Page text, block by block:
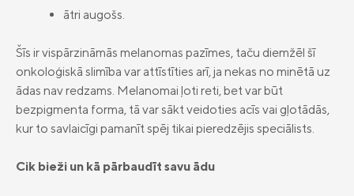
ātri augošs.
Šīs ir vispārzināmās melanomas pazīmes, taču diemžēl šī
onkoloģiskā slimība var attīstīties arī, ja nekas no minētā uz
ādas nav redzams. Melanomai ļoti reti, bet var būt
bezpigmenta forma, tā var sākt veidoties acīs vai gļotādās,
kur to savlaicīgi pamanīt spēj tikai pieredzējis speciālists.
Cik bieži un kā pārbaudīt savu ādu